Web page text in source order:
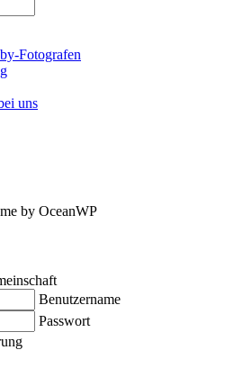
Fotografen
uns
by OceanWP
Benutzername
Passwort